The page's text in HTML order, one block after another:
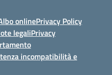
onlinePrivacy Policy
legaliPrivacy
incompatibilità e